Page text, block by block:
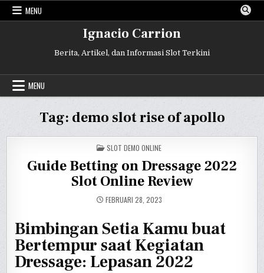
Skip
MENU
Ignacio Carrion
Berita, Artikel, dan Informasi Slot Terkini
MENU
Tag: demo slot rise of apollo
POSTED
IN
SLOT DEMO ONLINE
Guide Betting on Dressage 2022
Slot Online Review
FEBRUARI 28, 2023
Bimbingan Setia Kamu buat
Bertempur saat Kegiatan
Dressage: Lepasan 2022